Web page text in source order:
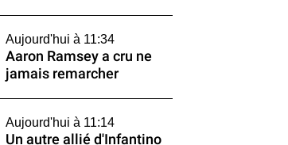
Aujourd'hui à 11:34
Aaron Ramsey a cru ne
jamais remarcher
Aujourd'hui à 11:14
Un autre allié d'Infantino